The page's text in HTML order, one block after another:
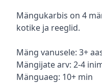
Mängukarbis on 4
kotike ja reeglid.
Mäng vanusele: 3+
Mängijate arv: 2-4
Mänguaeg: 10+ min